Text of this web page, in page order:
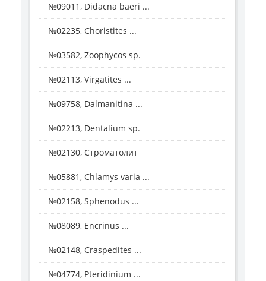
№09011, Didacna baeri ...
№02235, Choristites ...
№03582, Zoophycos sp.
№02113, Virgatites ...
№09758, Dalmanitina ...
№02213, Dentalium sp.
№02130, Строматолит
№05881, Chlamys varia ...
№02158, Sphenodus ...
№08089, Encrinus ...
№02148, Craspedites ...
№04774, Pteridinium ...